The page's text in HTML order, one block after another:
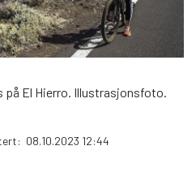
på El Hierro. Illustrasjonsfoto.
08.10.2023 12:44